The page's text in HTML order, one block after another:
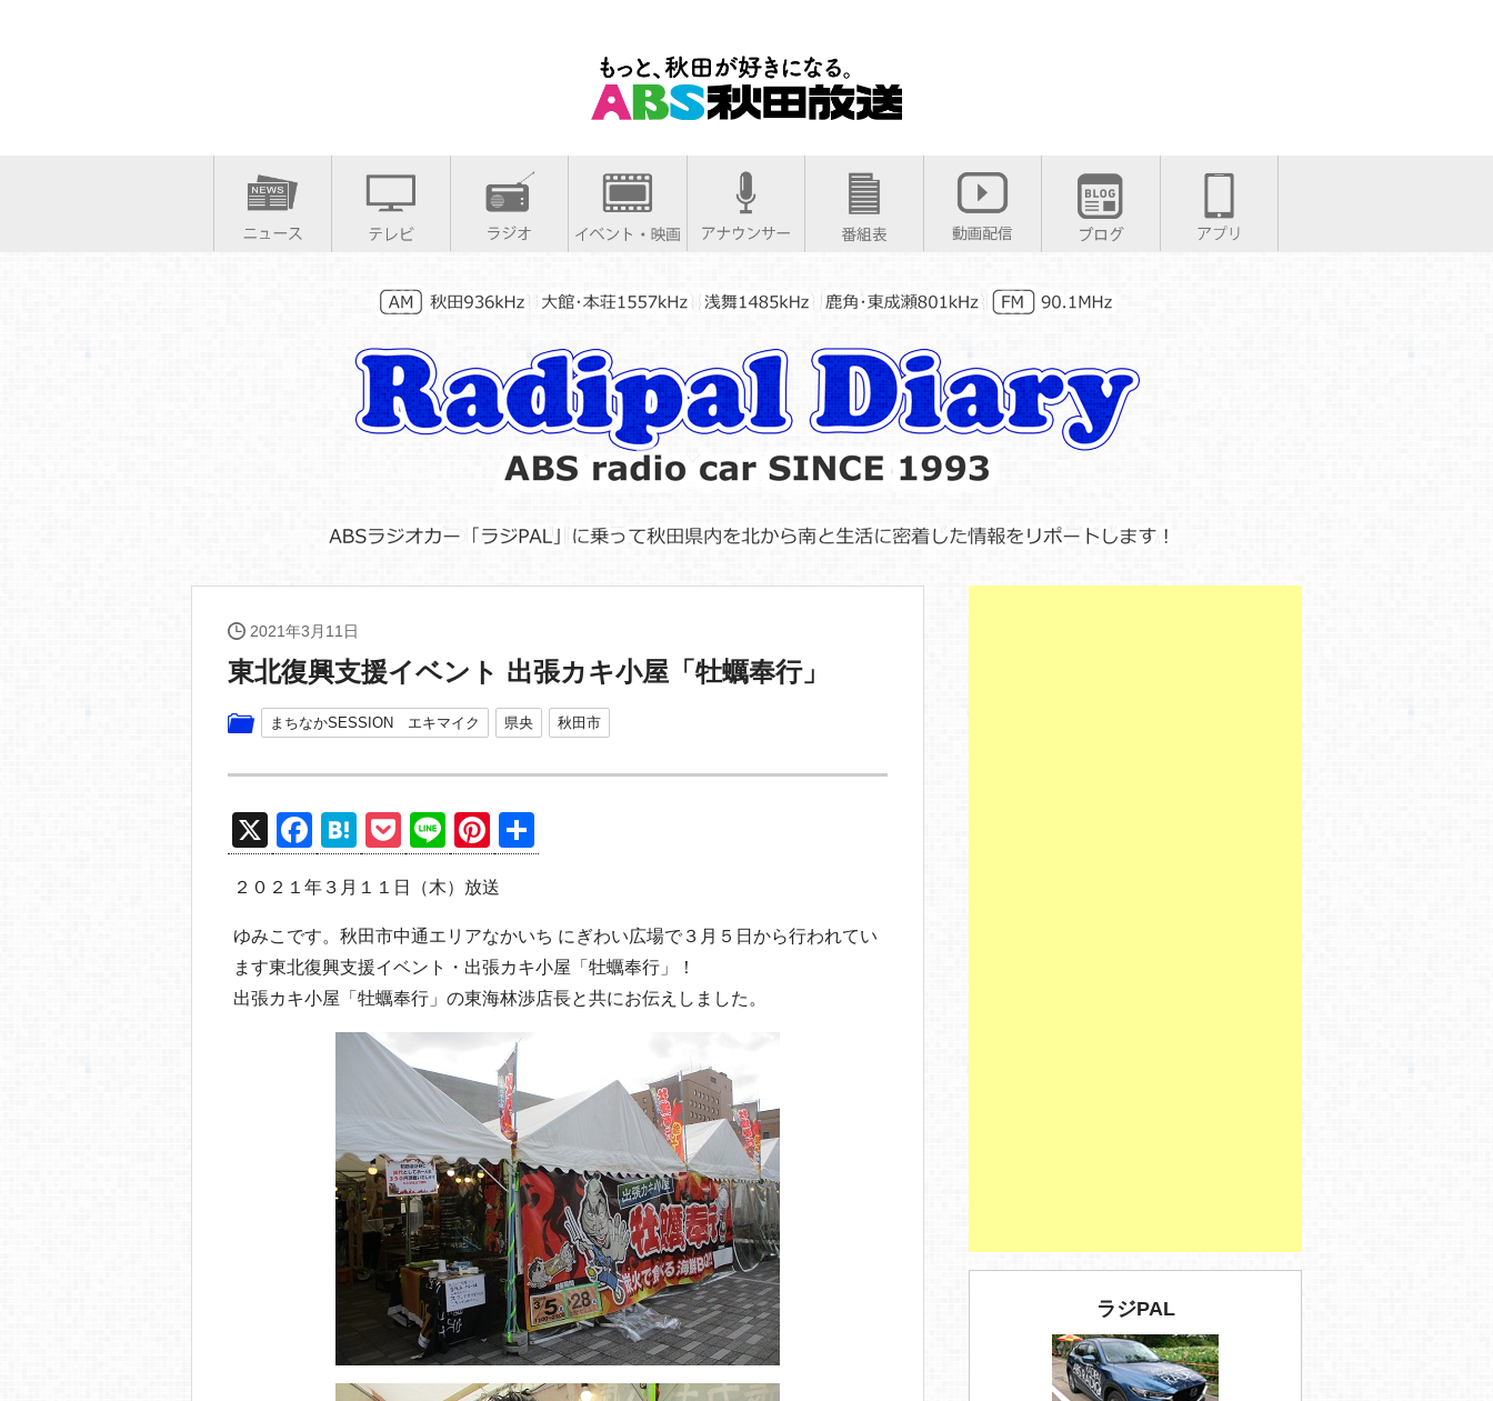
2021年3月11日
東北復興支援イベント 出張カキ小屋「牡蠣奉行」
まちなかSESSION エキマイク 県央 秋田市
X
F
a
c
e
b
o
H
at
e
n
a
P
o
ck
et
Li
n
e
Pi
nt
er
e
st
有
２０２１年３月１１日（木）放送
ゆみこです。秋田市中通エリアなかいち にぎわい広場で３月５日から行われてい
ます東北復興支援イベント・出張カキ小屋「牡蠣奉行」！
出張カキ小屋「牡蠣奉行」の東海林渉店長と共にお伝えしました。
ラジPAL